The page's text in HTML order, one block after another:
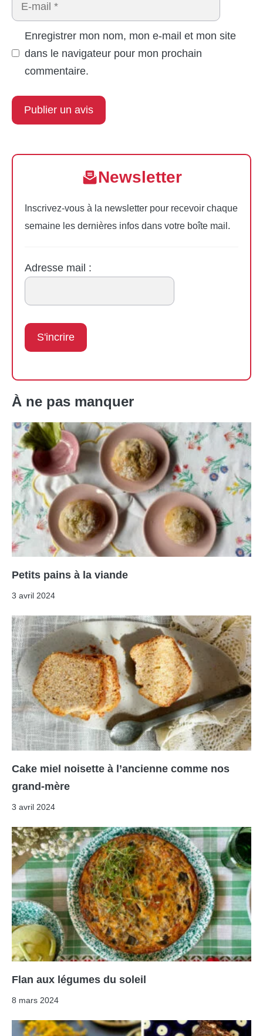
mail
Enregistrer mon nom, mon e-mail et mon site
dans le navigateur pour mon prochain
commentaire.
Newsletter
Inscrivez-vous à la newsletter pour recevoir chaque
semaine les dernières infos dans votre boîte mail.
Adresse mail :
À ne pas manquer
Petits pains à la viande
3 avril 2024
Cake miel noisette à l’ancienne comme nos
grand-mère
3 avril 2024
Flan aux légumes du soleil
8 mars 2024